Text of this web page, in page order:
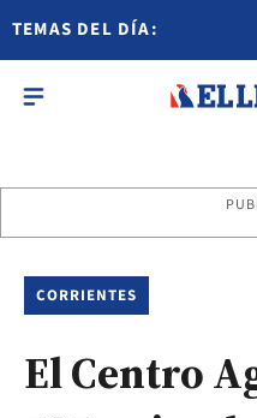
TEMAS DEL DÍA:
CORRIENTES
El Centro